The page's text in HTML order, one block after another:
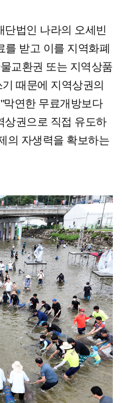
단법인 나라의 오세빈
받고 이를 지역화폐
교환권 또는 지역상품
때문에 지역상권의
막연한 무료개방보다
상권으로 직접 유도하
의 자생력을 확보하는